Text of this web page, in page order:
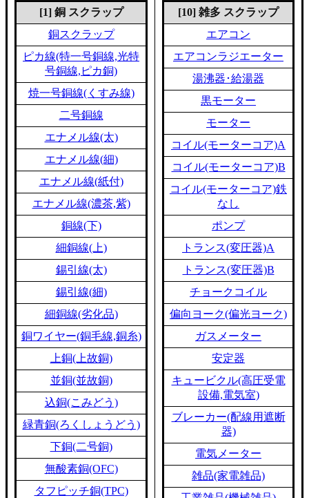
[1] 銅 スクラップ
銅スクラップ
ピカ線(特一号銅線,光特
号銅線,ピカ銅)
焼一号銅線(くすみ線)
二号銅線
エナメル線(太)
エナメル線(細)
エナメル線(紙付)
エナメル線(濃茶,紫)
銅線(下)
細銅線(上)
錫引線(太)
錫引線(細)
細銅線(劣化品)
銅ワイヤー(銅毛線,銅糸)
上銅(上故銅)
並銅(並故銅)
込銅(こみどう)
緑青銅(ろくしょうどう)
下銅(二号銅)
無酸素銅(OFC)
タフピッチ銅(TPC)
[10] 雑多 スクラップ
エアコン
エアコンラジエーター
湯沸器･給湯器
黒モーター
モーター
コイル(モーターコア)A
コイル(モーターコア)B
コイル(モーターコア)鉄
なし
ポンプ
トランス(変圧器)A
トランス(変圧器)B
チョークコイル
偏向ヨーク(偏光ヨーク)
ガスメーター
安定器
キュービクル(高圧受電
設備,電気室)
ブレーカー(配線用遮断
器)
電気メーター
雑品(家電雑品)